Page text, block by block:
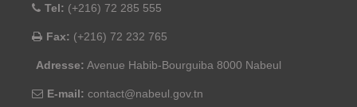
Tel: (+216) 72 285 555
Fax: (+216) 72 232 765
Adresse: Avenue Habib-Bourguiba 8000 Nabeul
E-mail: contact@nabeul.gov.tn